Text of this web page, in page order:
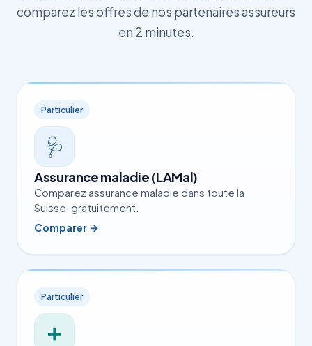
comparez les offres de nos partenaires assureurs
en 2 minutes.
Particulier
🩺
Assurance maladie (LAMal)
Comparez assurance maladie dans toute la
Suisse, gratuitement.
Comparer →
Particulier
➕